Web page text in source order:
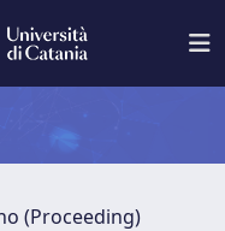
(Proceeding)